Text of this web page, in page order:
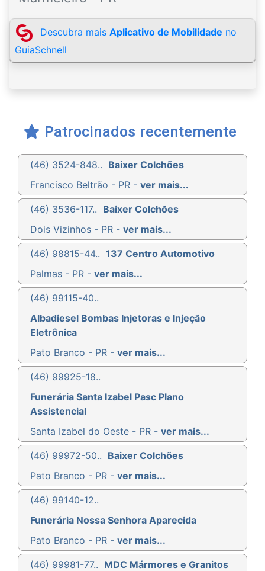
Descubra mais Aplicativo de Mobilidade no
GuiaSchnell
Patrocinados recentemente
(46) 3524-848.. Baixer Colchões
Francisco Beltrão - PR - ver mais...
(46) 3536-117.. Baixer Colchões
Dois Vizinhos - PR - ver mais...
(46) 98815-44.. 137 Centro Automotivo
Palmas - PR - ver mais...
(46) 99115-40..
Albadiesel Bombas Injetoras e Injeção
Eletrônica
Pato Branco - PR - ver mais...
(46) 99925-18..
Funerária Santa Izabel Pasc Plano
Assistencial
Santa Izabel do Oeste - PR - ver mais...
(46) 99972-50.. Baixer Colchões
Pato Branco - PR - ver mais...
(46) 99140-12..
Funerária Nossa Senhora Aparecida
Pato Branco - PR - ver mais...
(46) 99981-77.. MDC Mármores e Granitos